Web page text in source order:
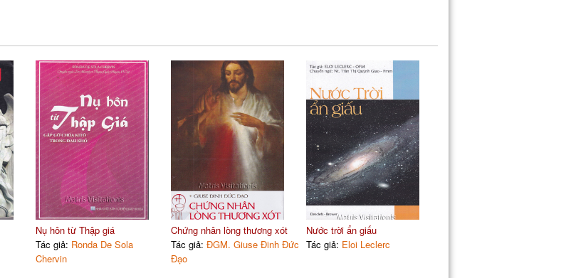
Nụ hôn từ Thập giá
Tác giả: Ronda De Sola
Chervin
Chứng nhân lòng thương xót
Tác giả: ĐGM. Giuse Đinh Đức
Đạo
Nước trời ẩn giấu
Tác giả: Eloi Leclerc